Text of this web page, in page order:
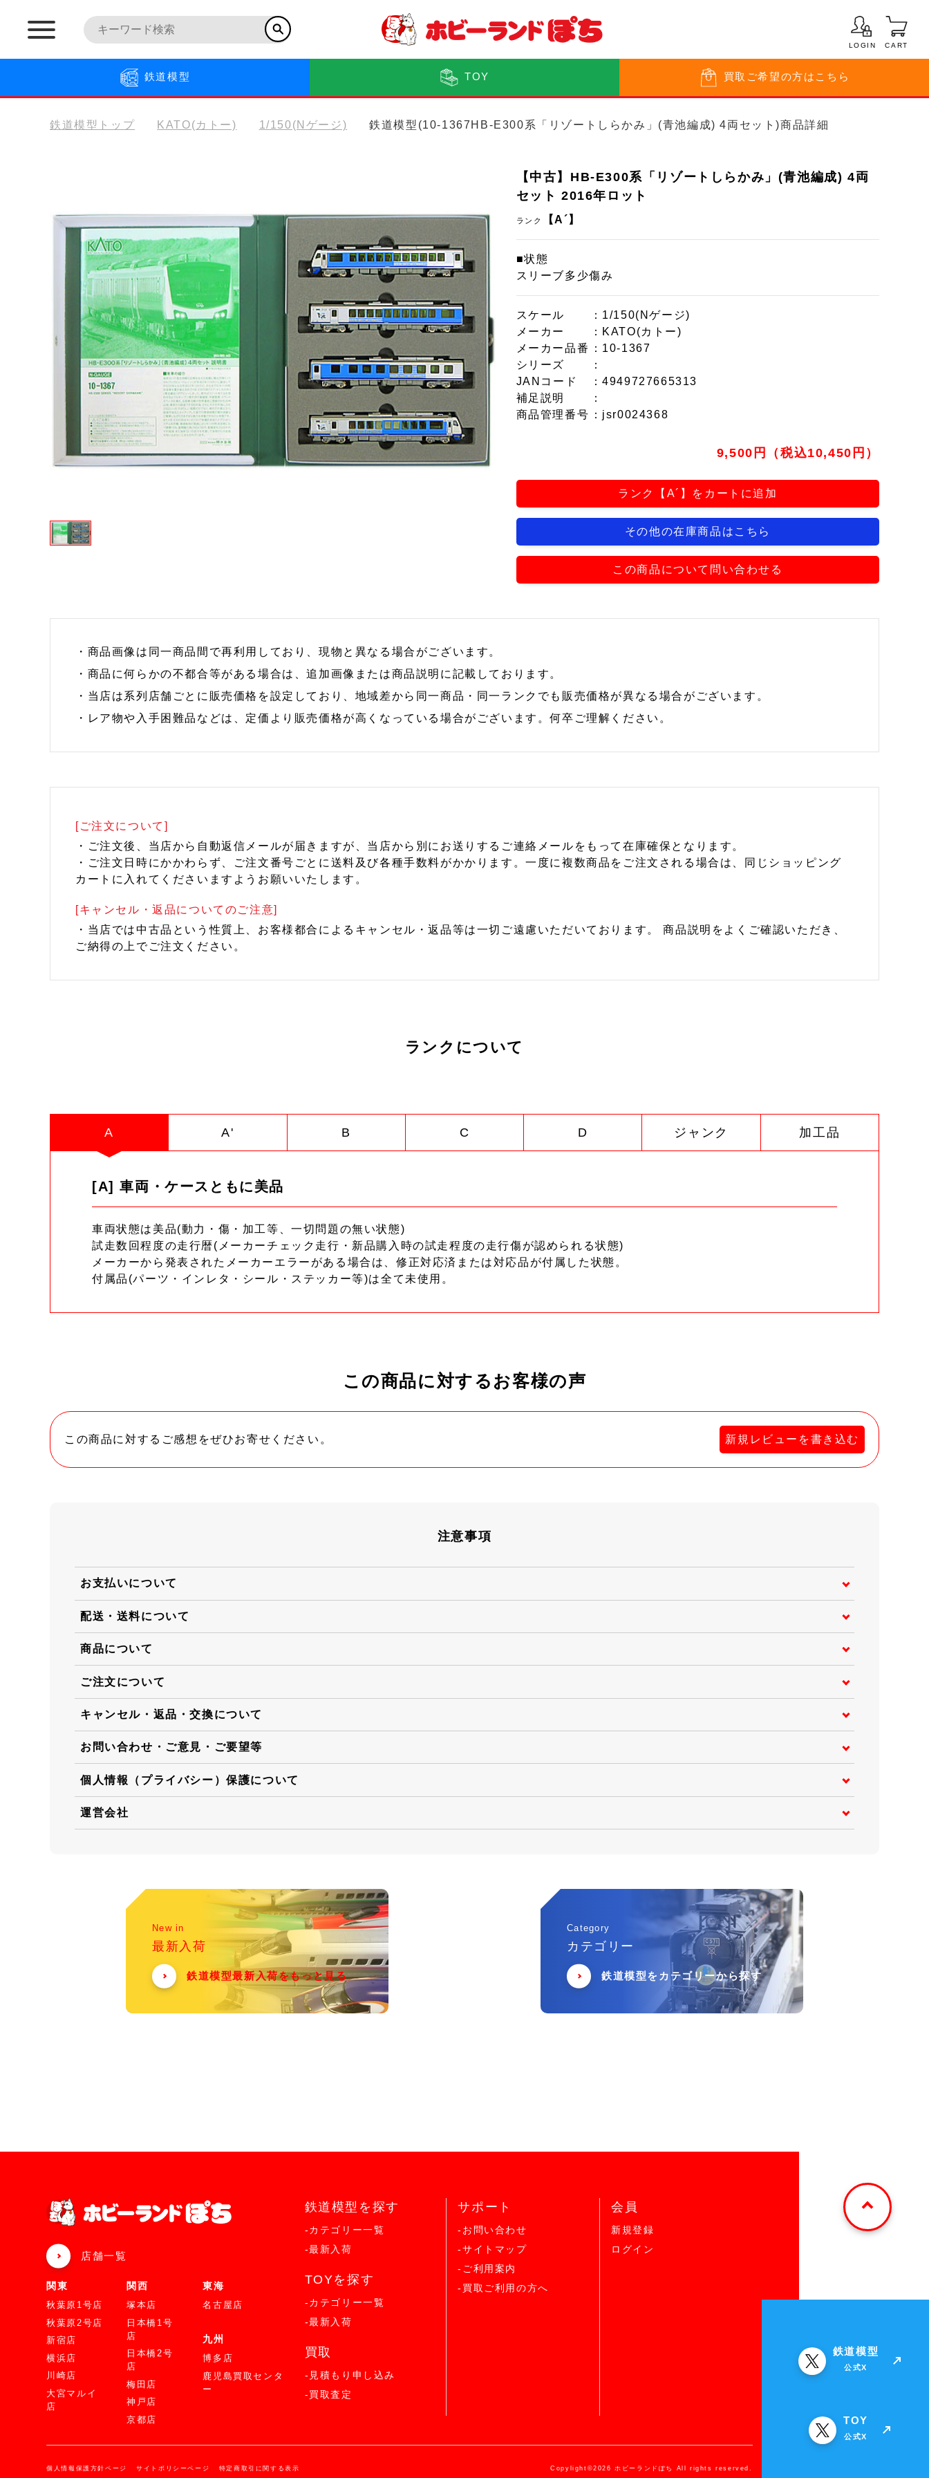
LOGIN CART
鉄道模型 TOY 買取 ご希望の方はこちら
鉄道模型トップ KATO(カトー) 1/150(Nゲージ) 鉄道模型(10-1367HB-E300系「リゾートしらかみ」(青池編成) 4両セット)商品詳細
【中古】HB-E300系「リゾートしらかみ」(青池編成) 4両
セット 2016年ロット
ランク 【A´】
■状態
スリーブ多少傷み
スケール
：1/150(Nゲージ)
メーカー
：KATO(カトー)
メーカー品番
：10-1367
シリーズ
：
JANコード
：4949727665313
補足説明
：
商品管理番号 ：jsr0024368
9,500円（税込10,450円）
ランク【A´】をカートに追加
その他の在庫商品はこちら
この商品について問い合わせる
・商品画像は同一商品間で再利用しており、現物と異なる場合がございます。
・商品に何らかの不都合等がある場合は、追加画像または商品説明に記載しております。
・当店は系列店舗ごとに販売価格を設定しており、地域差から同一商品・同一ランクでも販売価格が異なる場合がございます。
・レア物や入手困難品などは、定価より販売価格が高くなっている場合がございます。何卒ご理解ください。
[ご注文について]
・ご注文後、当店から自動返信メールが届きますが、当店から別にお送りするご連絡メールをもって在庫確保となります。
・ご注文日時にかかわらず、ご注文番号ごとに送料及び各種手数料がかかります。一度に複数商品をご注文される場合は、同じショッピング
カートに入れてくださいますようお願いいたします。
[キャンセル・返品についてのご注意]
・当店では中古品という性質上、お客様都合によるキャンセル・返品等は一切ご遠慮いただいております。 商品説明をよくご確認いただき、
ご納得の上でご注文ください。
ランクについて
A A' B C D ジャンク 加工品
[A] 車両・ケースともに美品
車両状態は美品(動力・傷・加工等、一切問題の無い状態)
試走数回程度の走行暦(メーカーチェック走行・新品購入時の試走程度の走行傷が認められる状態)
メーカーから発表されたメーカーエラーがある場合は、修正対応済または対応品が付属した状態。
付属品(パーツ・インレタ・シール・ステッカー等)は全て未使用。
この商品に対するお客様の声
この商品に対するご感想をぜひお寄せください。 新規レビューを書き込む
注意事項
お支払いについて
配送・送料について
商品について
ご注文について
キャンセル・返品・交換について
お問い合わせ・ご意見・ご要望等
個人情報（プライバシー）保護について
運営会社
New in
最新入荷
鉄道模型最新入荷をもっと見る
Category
カテゴリー
鉄道模型をカテゴリーから探す
店舗一覧
関東
秋葉原1号店
秋葉原2号店
新宿店
横浜店
川崎店
大宮マルイ
店
関西
塚本店
日本橋1号
店
日本橋2号
店
梅田店
神戸店
京都店
東海
名古屋店
九州
博多店
鹿児島買取センタ
ー
鉄道模型を探す
-カテゴリー一覧
-最新入荷
TOYを探す
-カテゴリー一覧
-最新入荷
買取
-見積もり申し込み
-買取査定
サポート
-お問い合わせ
-サイトマップ
-ご利用案内
-買取ご利用の方へ
会員
新規登録
ログイン
個人情報保護方針ページ サイトポリシーページ 特定商取引に関する表示 Copylight©2026 ホビーランドぽち All rights reserved.
鉄道模型
公式X
TOY
公式X